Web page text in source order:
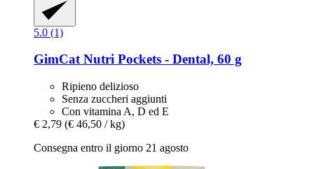
5.0 (1)
GimCatNutri Pockets -​ Dental, 60 g
Ripieno delizioso
Senza zuccheri aggiunti
Con vitamina A, D ed E
€ 2,79 (€ 46,50 / kg)
Consegna entro il giorno 21 agosto